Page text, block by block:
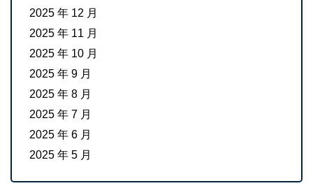
2025 年 12 月
2025 年 11 月
2025 年 10 月
2025 年 9 月
2025 年 8 月
2025 年 7 月
2025 年 6 月
2025 年 5 月